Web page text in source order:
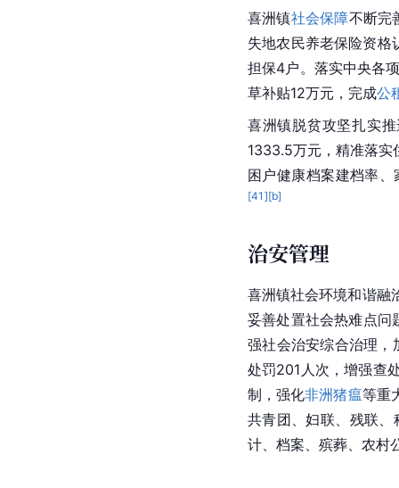
喜洲镇社会保障不断完
失地农民养老保险资
担保4户。落实中央各
草补贴12万元，完成公
喜洲镇脱贫攻坚扎实推
1333.5万元，精准落实
困户健康档案建档率
[41 ][b]
治安管理
喜洲镇社会环境和谐融
妥善处置社会热难点问
强社会治安综合治理，
处罚201人次，增强查
制，强化非洲猪瘟等重
共青团、妇联、残联
计、档案、殡葬、 农村